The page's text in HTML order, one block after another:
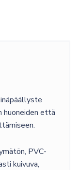
huoneiden että
PVC-
kuivuva,